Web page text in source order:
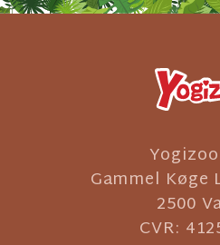
Gammel Køge
2500
CVR: